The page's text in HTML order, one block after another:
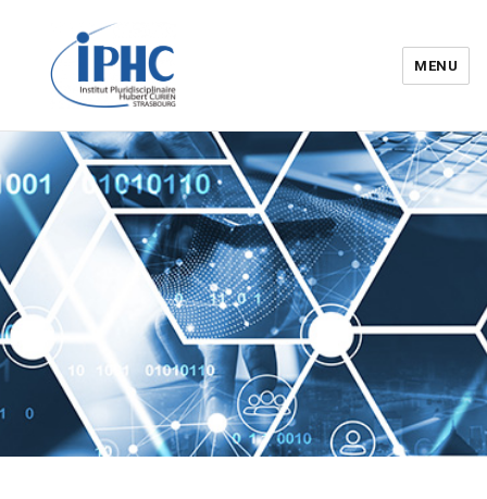
Institut pluridisciplinaire Hubert
Curien – IPHC
MENU